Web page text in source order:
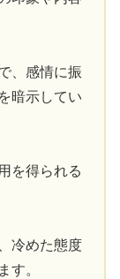
、感情に振
暗示してい
を得られる
冷めた態度
す。